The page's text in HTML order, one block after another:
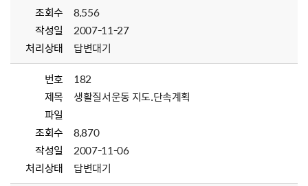
조회수
8,556
작성일
2007-11-27
처리상태
답변대기
번호
182
제목
생활질서운동 지도.단속계획
파일
조회수
8,870
작성일
2007-11-06
처리상태
답변대기